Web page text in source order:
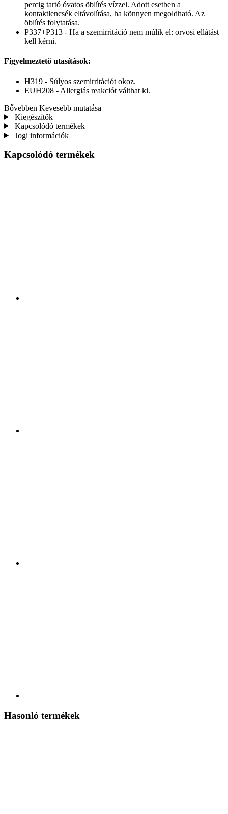
percig tartó óvatos öblítés vízzel. Adott esetben a
kontaktlencsék eltávolítása, ha könnyen megoldható. Az
öblítés folytatása.
P337+P313 - Ha a szemirritáció nem múlik el: orvosi ellátást
kell kérni.
Figyelmeztető utasítások:
H319 - Súlyos szemirritációt okoz.
EUH208 - Allergiás reakciót válthat ki.
Bővebben Kevesebb mutatása
Kiegészítők
Kapcsolódó termékek
Jogi információk
Kapcsolódó termékek
Hasonló termékek